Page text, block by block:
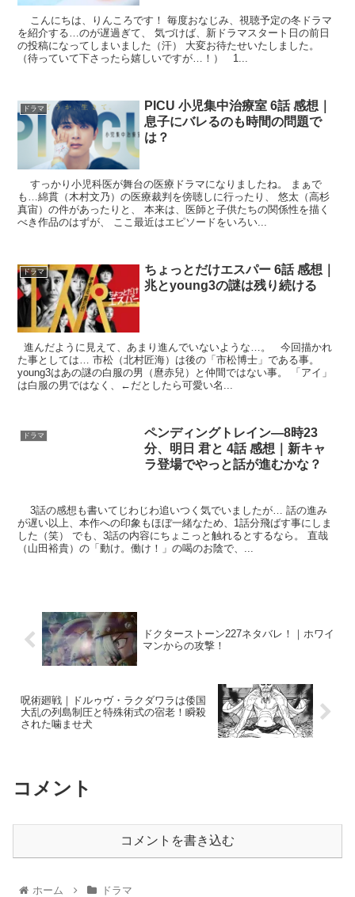
こんにちは、りんころです！ 毎度おなじみ、視聴予定の冬ドラマ
を紹介する…のが遅過ぎて、 気づけば、新ドラマスタート日の前日
の投稿になってしまいました（汗） 大変お待たせいたしました。
（待っていて下さったら嬉しいですが…！） 1...
ドラマ
PICU 小児集中治療室 6話 感想｜
息子にバレるのも時間の問題で
は？
すっかり小児科医が舞台の医療ドラマになりましたね。 まぁで
も…綿貫（木村文乃）の医療裁判を傍聴しに行ったり、 悠太（高杉
真宙）の件があったりと、 本来は、医師と子供たちの関係性を描く
べき作品のはずが、 ここ最近はエピソードをいろい...
ドラマ
ちょっとだけエスパー 6話 感想｜
兆とyoung3の謎は残り続ける
進んだように見えて、あまり進んでいないような…。 今回描かれ
た事としては… 市松（北村匠海）は後の「市松博士」である事。
young3はあの謎の白服の男（麿赤兒）と仲間ではない事。 「アイ」
は白服の男ではなく、←だとしたら可愛い名...
ドラマ
ペンディングトレイン—8時23
分、明日 君と 4話 感想｜新キャ
ラ登場でやっと話が進むかな？
3話の感想も書いてじわじわ追いつく気でいましたが… 話の進み
が遅い以上、本作への印象もほぼ一緒なため、1話分飛ばす事にしま
した（笑） でも、3話の内容にちょこっと触れるとするなら。 直哉
（山田裕貴）の「動け。働け！」の喝のお陰で、...
ドクターストーン227ネタバレ！｜ホワイ
マンからの攻撃！
呪術廻戦｜ドルゥヴ・ラクダワラは倭国
大乱の列島制圧と特殊術式の宿老！瞬殺
された噛ませ犬
コメント
コメントを書き込む
ホーム ドラマ